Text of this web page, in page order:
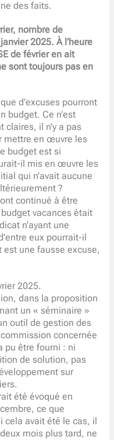
des faits.
nombre de
2025. À l’heure
de février en ait
sont toujours pas en
d’excuses pourront
budget. Ce n’est
claires, il n’y a pas
mettre en œuvre les
budget est si
il mis en œuvre les
qui n’avait aucune
?
continué à être
vacances était
n’ayant une
eux pourrait-il
est une fausse excuse,
2025.
dans la proposition
un « séminaire »
outil de gestion des
concernée
pu être fourni : ni
de solution, pas
sur
été évoqué en
ce que
avait été le cas, il
mois plus tard, ne